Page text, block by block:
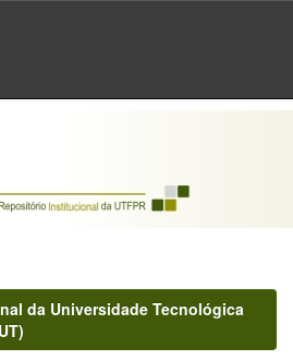
da Universidade Tecnológica